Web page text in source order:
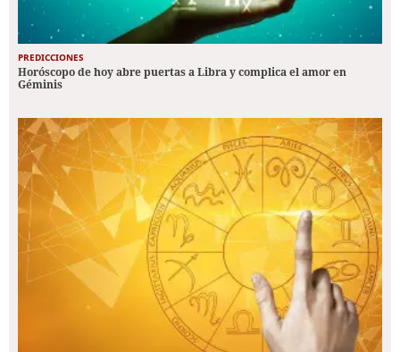
PREDICCIONES
Horóscopo de hoy abre puertas a Libra y complica el amor en
Géminis